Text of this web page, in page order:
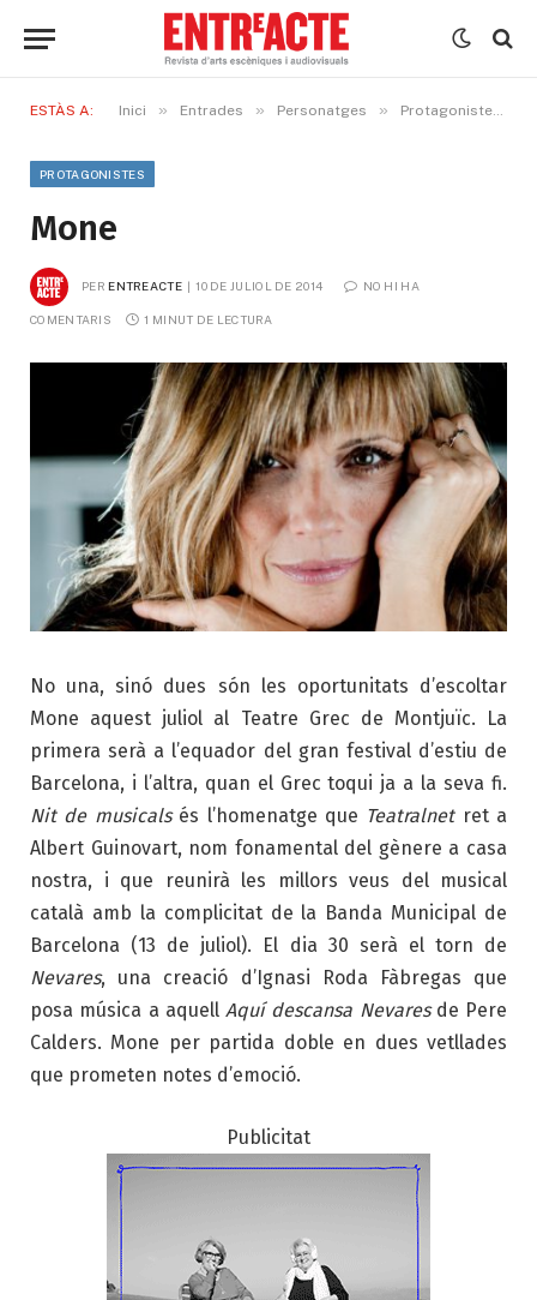
ESTÀS A: Inici » Entrades » Personatges » Protagonistes
PROTAGONISTES
Mone
PER ENTREACTE 10 DE JULIOL DE 2014 NO HI HA
COMENTARIS 1 MINUT DE LECTURA
No una, sinó dues són les oportunitats d’escoltar
Mone aquest juliol al Teatre Grec de Montjuïc.
La
primera serà a l’equador del gran festival d’estiu de
Barcelona, i l’altra, quan el Grec toqui ja a la seva fi.
Nit de musicalsés l’homenatge que Teatralnetret a
Albert Guinovart, nom fonamental del gènere a casa
nostra, i que reunirà les millors veus del musical
català amb la complicitat de la Banda Municipal de
Barcelona (13 de juliol). El dia 30 serà el torn de
Nevares, una creació d’Ignasi Roda Fàbregas que
posa música a aquell Aquí descansa Nevaresde Pere
Calders. Mone per partida doble en dues vetllades
que prometen notes d’emoció.
Publicitat